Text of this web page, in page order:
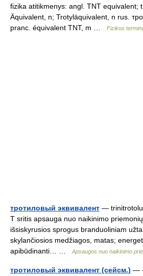
fizika atitikmenys: angl. TNT equivalent;
Äquivalent, n; Trotyläquivalent, n rus.
pranc. équivalent TNT, m …
Fizikos
тротиловый эквивалент —
T sritis apsauga nuo naikinimo
išsiskyrusios sprogus branduoliniam
skylančiosios medžiagos, matas;
apibūdinanti… …
Apsaugos nuo naikinimo
тротиловый эквивалент (сейсм.) —